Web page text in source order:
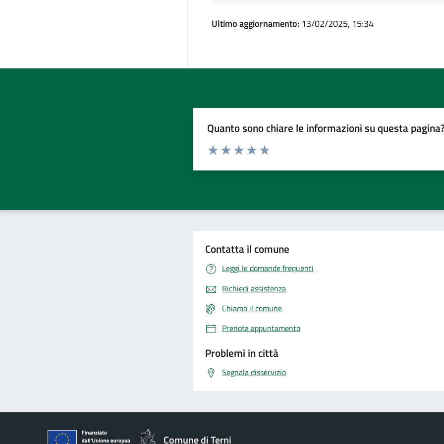
Ultimo aggiornamento: 13/02/2025, 15:34
Quanto sono chiare le informazioni su questa
Valuta da 1 a 5 stelle la pagina
Contatta il comune
Leggi le domande frequenti
Richiedi assistenza
Chiama il comune
Prenota appuntamento
Problemi in città
Segnala disservizio
Comune di Terni